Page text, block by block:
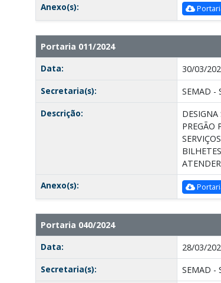
Anexo(s):
Portaria 011/2024
Data:
30/03/
Secretaria(s):
SEMAD -
Descrição:
PREGÃO
Anexo(s):
Portaria 040/2024
Data:
28/03/
Secretaria(s):
SEMAD -